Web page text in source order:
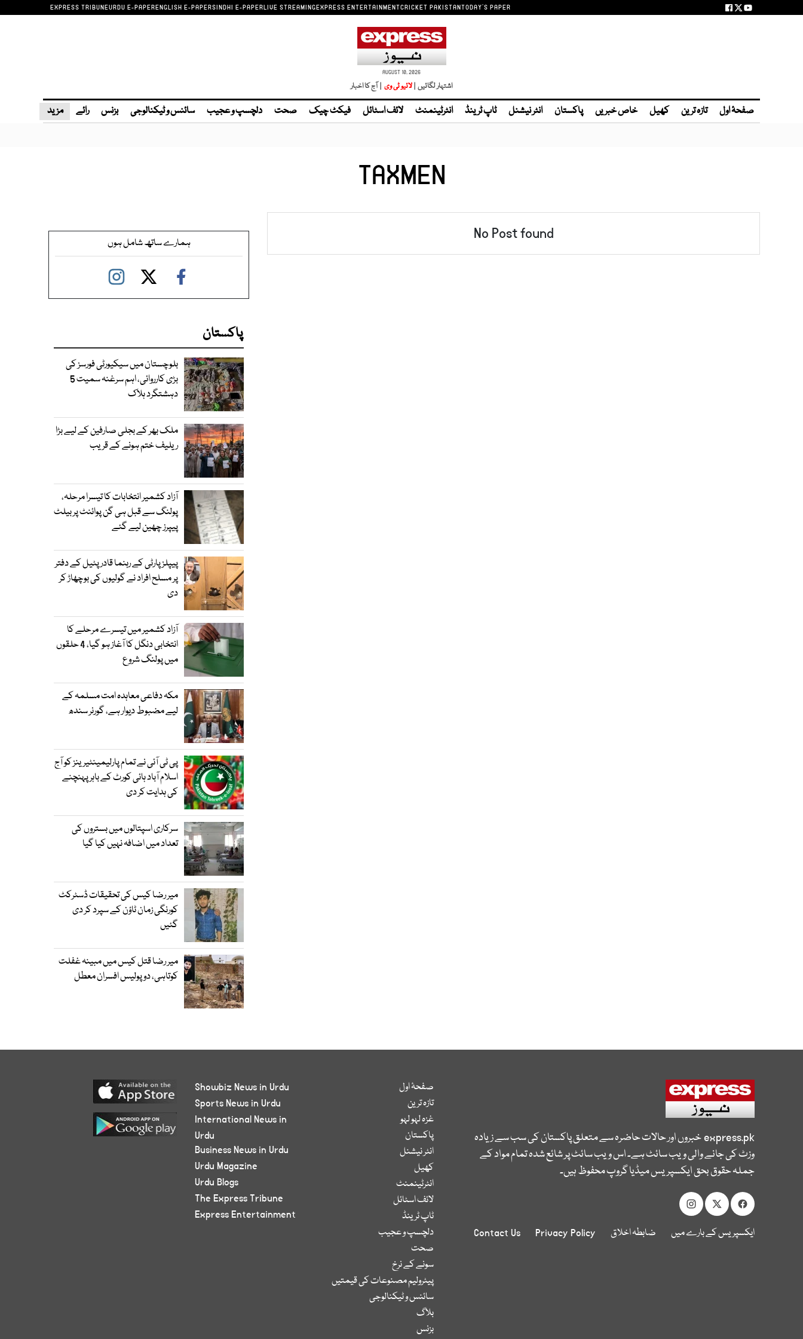
EXPRESS TRIBUNEURDU E-PAPERENGLISH E-PAPERSINDHI E-PAPERLIVE STREAMINGEXPRESS ENTERTAINMENTCRICKET PAKISTANTODAY'S PAPER
AUGUST 10, 2026
اشتہار لگائیں |لائیو ٹی وی | آج کا اخبار
صفحۂ اول تازہ ترین کھیل خاص خبریں پاکستان انٹر نیشنل ٹاپ ٹرینڈ انٹرٹینمنٹ لائف اسٹائل فیکٹ چیک صحت دلچسپ و عجیب سائنس و ٹیکنالوجی بزنس رائے مزید
TAXMEN
No Post found ہمارے ساتھ شامل ہوں
پاکستان
بلوچستان میں سیکیورٹی فورسز کی
بڑی کارروائی، اہم سرغنہ سمیت 5
دہشتگرد ہلاک
ملک بھر کے بجلی صارفین کے لیے بڑا
ریلیف ختم ہونے کے قریب
آزاد کشمیر انتخابات کا تیسرا مرحلہ،
پولنگ سے قبل ہی گن پوائنٹ پر بیلٹ
پیپرز چھین لیے گئے
پیپلز پارٹی کے رہنما قادر پٹیل کے دفتر
پر مسلح افراد نے گولیوں کی بوچھاڑ کر
دی
آزاد کشمیر میں تیسرے مرحلے کا
انتخابی دنگل کا آغاز ہو گیا، 4 حلقوں
میں پولنگ شروع
مکہ دفاعی معاہدہ امت مسلمہ کے
لیے مضبوط دیوار ہے، گورنر سندھ
پی ٹی آئی نے تمام پارلیمینٹیرینز کو آج
اسلام آباد ہائی کورٹ کے باہر پہنچنے
کی ہدایت کر دی
سرکاری اسپتالوں میں بستروں کی
تعداد میں اضافہ نہیں کیا گیا
میر رضا کیس کی تحقیقات ڈسٹرکٹ
کورنگی زمان ٹاؤن کے سپرد کر دی
گئیں
میر رضا قتل کیس میں مبینہ غفلت
کوتاہی، دو پولیس افسران معطل
express.pkخبروں اور حالات حاضرہ سے متعلق پاکستان کی سب سے زیادہ
وزٹ کی جانے والی ویب سائٹ ہے۔ اس ویب سائٹ پر شائع شدہ تمام مواد کے
جملہ حقوق بحق ایکسپریس میڈیا گروپ محفوظ ہیں۔
ایکسپریس کے بارے میں ضابطہ اخلاق Privacy Policy
Contact Us
صفحۂ اول
تازہ ترین
غزہ لہو لہو
پاکستان
انٹر نیشنل
کھیل
انٹرٹینمنٹ
لائف اسٹائل
ٹاپ ٹرینڈ
دلچسپ و عجیب
صحت
سونے کے نرخ
پیٹرولیم مصنوعات کی قیمتیں
سائنس و ٹیکنالوجی
بلاگ
بزنس
Showbiz News in Urdu
Sports News in Urdu
International News in
Urdu
Business News in Urdu
Urdu Magazine
Urdu Blogs
The Express Tribune
Express Entertainment